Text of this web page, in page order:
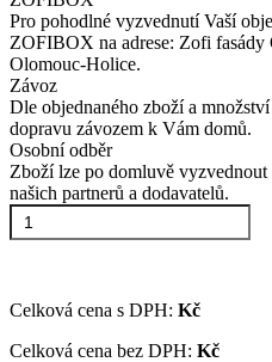
Pro pohodlné vyzvednutí Vaší
ZOFIBOX na adrese: Zofi fasády
Olomouc-Holice.
Závoz
Dle objednaného zboží a
dopravu závozem k Vám domů.
Osobní odběr
Zboží lze po domluvě
našich partnerů a dodavatelů.
Celková cena s DPH: Kč
Celková cena bez DPH: Kč